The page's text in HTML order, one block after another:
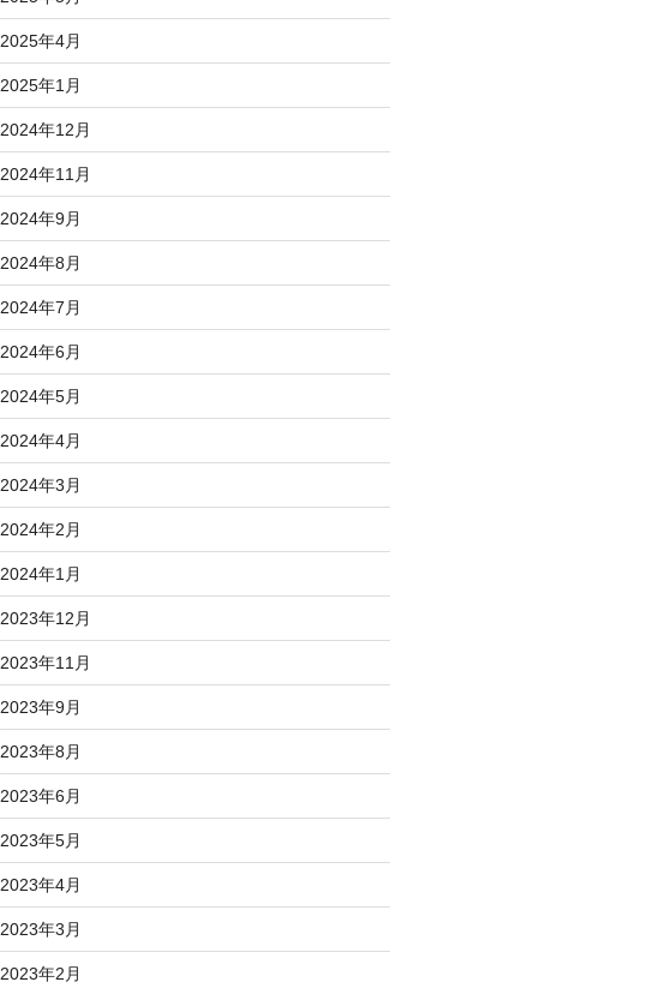
2025年4月
2025年1月
2024年12月
2024年11月
2024年9月
2024年8月
2024年7月
2024年6月
2024年5月
2024年4月
2024年3月
2024年2月
2024年1月
2023年12月
2023年11月
2023年9月
2023年8月
2023年6月
2023年5月
2023年4月
2023年3月
2023年2月